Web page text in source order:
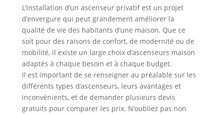
L’installation d’un ascenseur privatif est un projet
d’envergure qui peut grandement améliorer la
qualité de vie des habitants d’une maison. Que ce
soit pour des raisons de confort, de modernité ou de
mobilité, il existe un large choix d’ascenseurs maison
adaptés à chaque besoin et à chaque budget.
Il est important de se renseigner au préalable sur les
différents types d’ascenseurs, leurs avantages et
inconvénients, et de demander plusieurs devis
gratuits pour comparer les prix. N’oubliez pas non